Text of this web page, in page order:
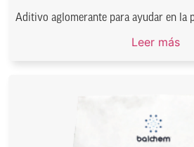
Aditivo aglomerante para ayudar en la
Leer más